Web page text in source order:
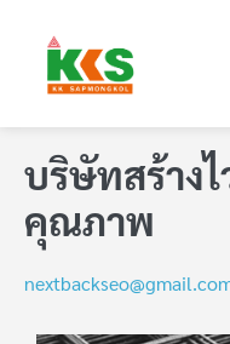
บริษัทสร้าง
คุณภาพ